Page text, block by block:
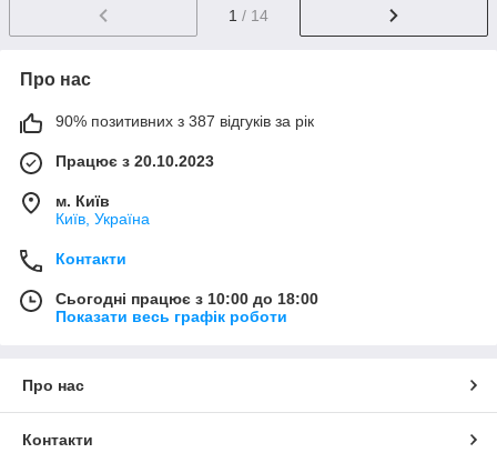
1 / 14
Про нас
90% позитивних з 387 відгуків за рік
Працює з 20.10.2023
м. Київ
Київ, Україна
Контакти
Сьогодні працює з 10:00 до 18:00
Показати весь графік роботи
Про нас
Контакти